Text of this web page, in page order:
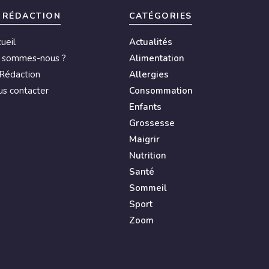
sommes-nous ?
contacter
CATÉGORIES
Actualités
Alimentation
Allergies
Consommation
Enfants
Grossesse
Maigrir
Nutrition
Santé
Sommeil
Sport
Zoom